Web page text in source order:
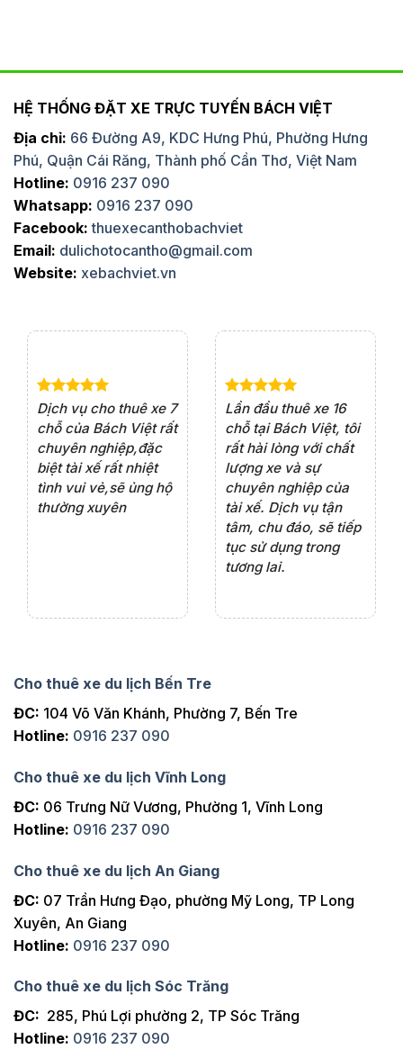
HỆ THỐNG ĐẶT XE TRỰC TUYẾN BÁCH VIỆT
Địa chỉ: 66 Đường A9, KDC Hưng Phú, Phường Hưng
Phú, Quận Cái Răng, Thành phố Cần Thơ, Việt Nam
Hotline: 0916 237 090
Whatsapp: 0916 237 090
Facebook: thuexecanthobachviet
Email: dulichotocantho@gmail.com
Website: xebachviet.vn
Dịch vụ cho thuê xe 7
chỗ của Bách Việt rất
chuyên nghiệp,đặc
biệt tài xế rất nhiệt
tình vui vẻ,sẽ ủng hộ
thường xuyên
Lần đầu thuê xe 16
chỗ tại Bách Việt, tôi
rất hài lòng với chất
lượng xe và sự
chuyên nghiệp của
tài xế. Dịch vụ tận
tâm, chu đáo, sẽ tiếp
tục sử dụng trong
tương lai.
Cho thuê xe du lịch Bến Tre
ĐC: 104 Võ Văn Khánh, Phường 7, Bến Tre
Hotline: 0916 237 090
Cho thuê xe du lịch Vĩnh Long
ĐC: 06 Trưng Nữ Vương, Phường 1, Vĩnh Long
Hotline: 0916 237 090
Cho thuê xe du lịch An Giang
ĐC: 07 Trần Hưng Đạo, phường Mỹ Long, TP Long
Xuyên, An Giang
Hotline: 0916 237 090
Cho thuê xe du lịch Sóc Trăng
ĐC: 285, Phú Lợi phường 2, TP Sóc Trăng
Hotline: 0916 237 090